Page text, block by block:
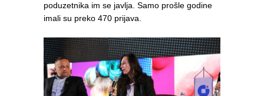
poduzetnika im se javlja. Samo prošle godine
imali su preko 470 prijava.